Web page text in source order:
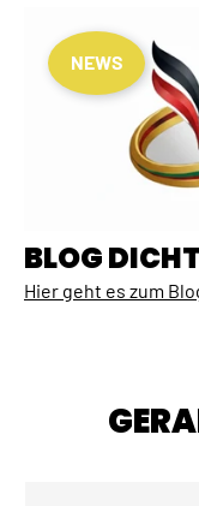
NEWS
BLOG
Hier geht es zum